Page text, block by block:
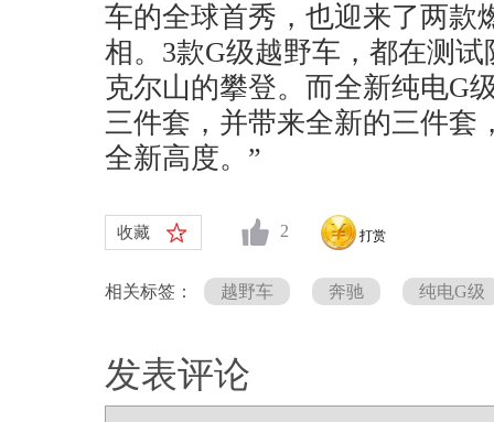
车的全球首秀，也迎来了两款
相。3款G级越野车，都在测
克尔山的攀登。而全新纯电G
三件套，并带来全新的三件套
全新高度。”
收藏 2 打赏
相关标签： 越野车 奔驰 纯电G级
发表评论